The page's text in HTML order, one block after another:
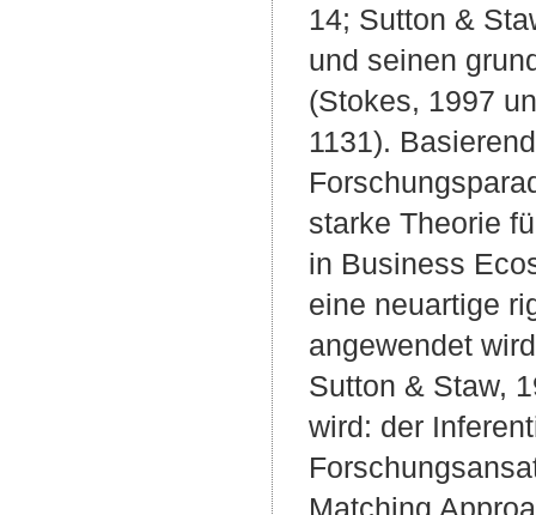
14; Sutton &
und seinen
(Stokes, 1997
1131).
starke Theorie
in Business
eine neuartige
angewendet
Sutton & Staw,
wird: der
Matching